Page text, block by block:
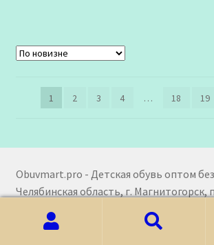
1 2 3 4 … 18 19
Obuvmart.pro - Детская обувь оптом
Челябинская область, г. Магнитогорск,
+7 (919) 320-44-42